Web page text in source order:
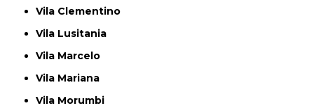
Vila Clementino
Vila Lusitania
Vila Marcelo
Vila Mariana
Vila Morumbi